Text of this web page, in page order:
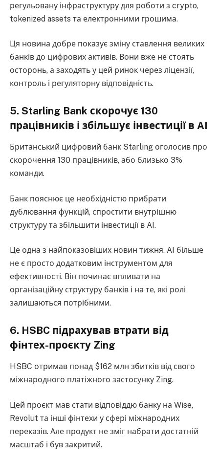
регульовану інфраструктуру для роботи з crypto,
tokenized assets та електронними грошима.
Ця новина добре показує зміну ставлення великих
банків до цифрових активів. Вони вже не стоять
осторонь, а заходять у цей ринок через ліцензії,
контроль і регуляторну відповідність.
5. Starling Bank скорочує 130
працівників і збільшує інвестиції в AI
Британський цифровий банк Starling оголосив про
скорочення 130 працівників, або близько 3%
команди.
Банк пояснює це необхідністю прибрати
дублювання функцій, спростити внутрішню
структуру та збільшити інвестиції в AI.
Це одна з найпоказовіших новин тижня. AI більше
не є просто додатковим інструментом для
ефективності. Він починає впливати на
організаційну структуру банків і на те, які ролі
залишаються потрібними.
6. HSBC підрахував втрати від
фінтех-проєкту Zing
HSBC отримав понад $162 млн збитків від свого
міжнародного платіжного застосунку Zing.
Цей проєкт мав стати відповіддю банку на Wise,
Revolut та інші фінтехи у сфері міжнародних
переказів. Але продукт не зміг набрати достатній
масштаб і був закритий.